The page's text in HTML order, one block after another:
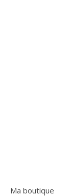
Ma boutique